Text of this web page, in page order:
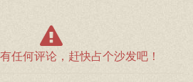
任何评论，赶快占个沙发吧！